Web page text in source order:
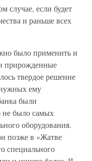
случае, если будет
и раньше всех
было применить и
прирожденные
твердое решение
нужных ему
были
было самых
оборудования.
позже в «Жатве
специального